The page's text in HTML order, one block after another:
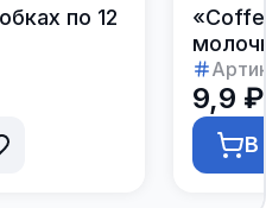
по 12
9,9 ₽
В